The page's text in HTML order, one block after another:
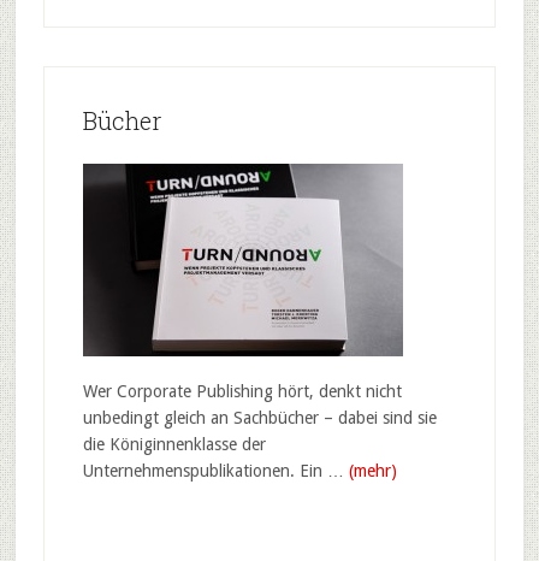
Bücher
Wer Corporate Publishing hört, denkt nicht
unbedingt gleich an Sachbücher – dabei sind sie
die Königinnenklasse der
Unternehmenspublikationen. Ein … (mehr)